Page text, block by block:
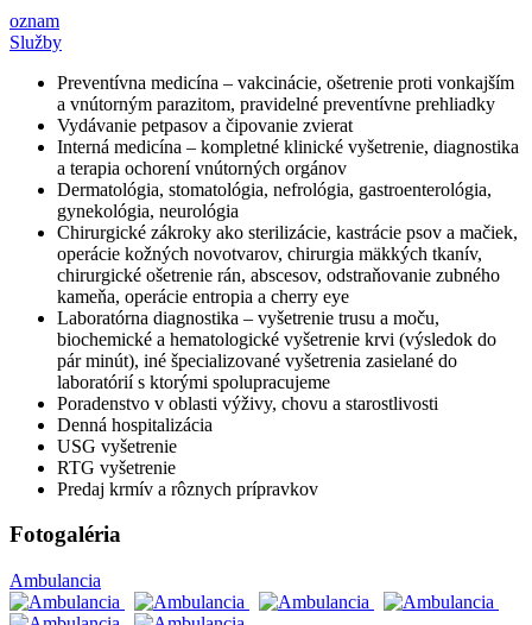
oznam
Služby
Preventívna medicína – vakcinácie, ošetrenie proti vonkajším
a vnútorným parazitom, pravidelné preventívne prehliadky
Vydávanie petpasov a čipovanie zvierat
Interná medicína – kompletné klinické vyšetrenie, diagnostika
a terapia ochorení vnútorných orgánov
Dermatológia, stomatológia, nefrológia, gastroenterológia,
gynekológia, neurológia
Chirurgické zákroky ako sterilizácie, kastrácie psov a mačiek,
operácie kožných novotvarov, chirurgia mäkkých tkanív,
chirurgické ošetrenie rán, abscesov, odstraňovanie zubného
kameňa, operácie entropia a cherry eye
Laboratórna diagnostika – vyšetrenie trusu a moču,
biochemické a hematologické vyšetrenie krvi (výsledok do
pár minút), iné špecializované vyšetrenia zasielané do
laboratórií s ktorými spolupracujeme
Poradenstvo v oblasti výživy, chovu a starostlivosti
Denná hospitalizácia
USG vyšetrenie
RTG vyšetrenie
Predaj krmív a rôznych prípravkov
Fotogaléria
Ambulancia